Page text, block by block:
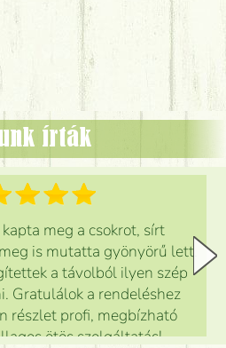
írták
meg a csokrot, sírt
is mutatta gyönyörű lett.
a távolból ilyen szép
Gratulálok a rendeléshez
részlet profi, megbízható
ötös szolgáltatás!